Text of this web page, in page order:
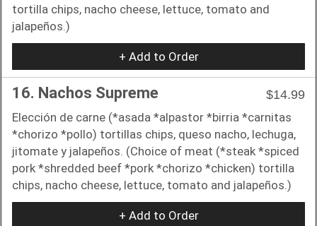
tortilla chips, nacho cheese, lettuce, tomato and
jalapeños.)
+ Add to Order
16. Nachos Supreme
$14.99
Elección de carne (*asada *alpastor *birria *carnitas
*chorizo *pollo) tortillas chips, queso nacho, lechuga,
jitomate y jalapeños. (Choice of meat (*steak *spiced
pork *shredded beef *pork *chorizo *chicken) tortilla
chips, nacho cheese, lettuce, tomato and jalapeños.)
+ Add to Order